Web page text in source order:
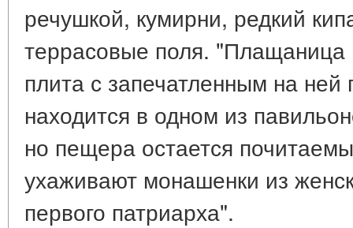
речушкой, кумирни, редкий
террасовые поля.
плита с запечатленным на
находится в одном из
но пещера остается
ухаживают монашенки из
первого патриарха".